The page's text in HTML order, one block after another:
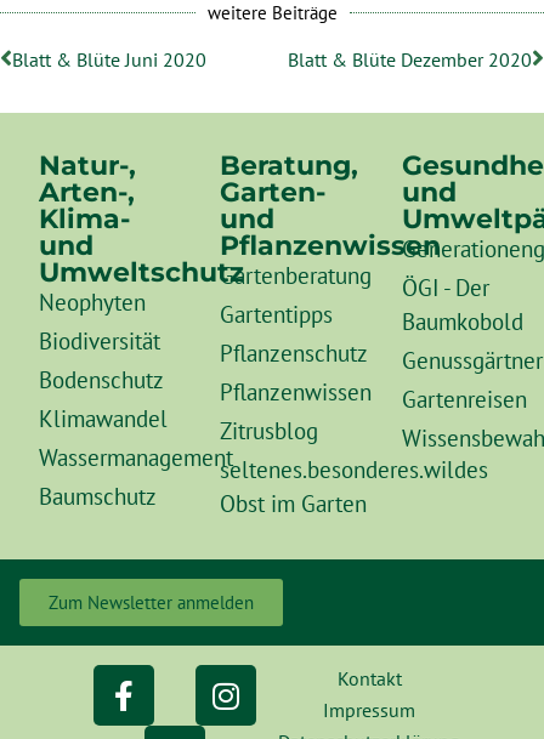
weitere Beiträge
Blatt & Blüte Juni 2020 Blatt & Blüte Dezember 2020
Natur-,
Arten-,
Klima-
und
Umweltschutz
Neophyten
Biodiversität
Bodenschutz
Klimawandel
Wassermanagement
Baumschutz
Beratung,
Garten-
und
Pflanzenwissen
Gartenberatung
Gartentipps
Pflanzenschutz
Pflanzenwissen
Zitrusblog
seltenes.besonderes.wildes
Obst im Garten
und
ÖGI - Der
Baumkobold
Gartenreisen
Zum Newsletter anmelden
Kontakt
Impressum